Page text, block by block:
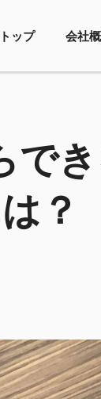
トップ 会社
で
？